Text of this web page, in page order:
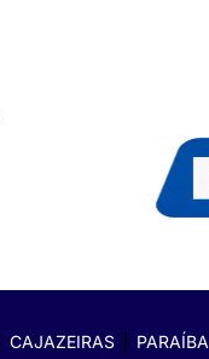
CAJAZEIRAS PARAÍBA